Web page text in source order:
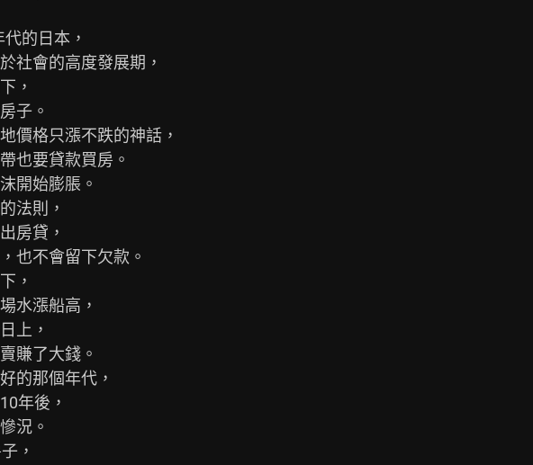
的日本，
社會的高度發展期，
，
子。
價格只漲不跌的神話，
也要貸款買房。
開始膨脹。
法則，
房貸，
也不會留下欠款。
，
水漲船高，
上，
賺了大錢。
的那個年代，
年後，
況。
，